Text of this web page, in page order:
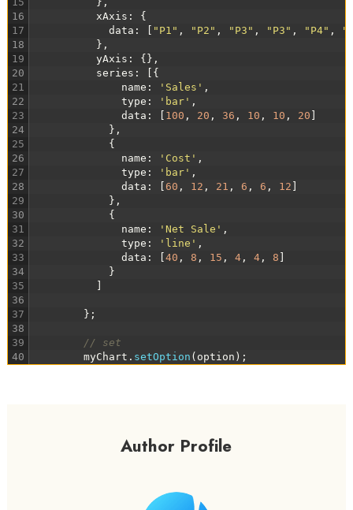
16
17
18
19
20
21
22
23
24
25
26
27
28
29
30
31
32
33
34
35
36
37
38
39
40
xAxis :
{
data : "P1" , "P2" , "P3" , "P3" , "P4" ,
} ,
yAxis : { } ,
series :
{
name : 'Sales' ,
type : 'bar' ,
data : 100 , 20 , 36 , 10 , 10 , 20
} ,
{
name : 'Cost' ,
type : 'bar' ,
data : 60 , 12 , 21 , 6 , 6 , 12
} ,
{
name : 'Net Sale' ,
type : 'line' ,
data : 40 , 8 , 15 , 4, 4, 8
}
} ;
// set
myChart . setOption ( option ) ;
Author Profile